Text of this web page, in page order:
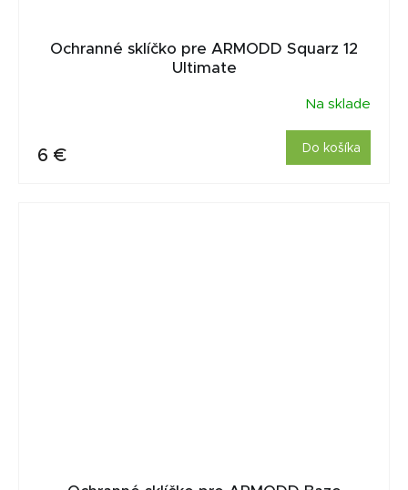
Ochranné sklíčko pre ARMODD Squarz 12
Ultimate
Na sklade
6 € Do košíka